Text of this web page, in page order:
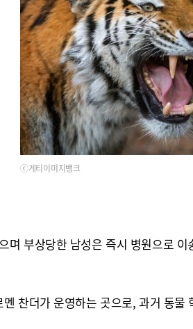
ⓒ게티이미지뱅크
며 부상당한 남성은 즉시 병원으로
찬더가 운영하는 곳으로, 과거 동